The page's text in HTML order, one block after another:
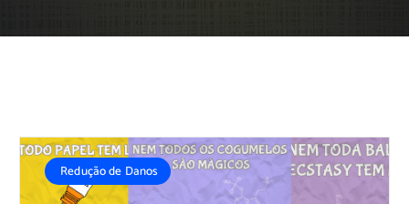
Redução de Danos